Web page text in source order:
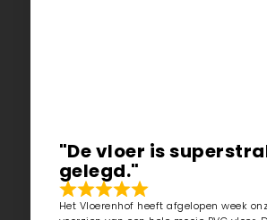
"De vloer is
gelegd."
Het Vloerenhof heeft afgelopen week